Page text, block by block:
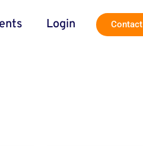
Login Contact